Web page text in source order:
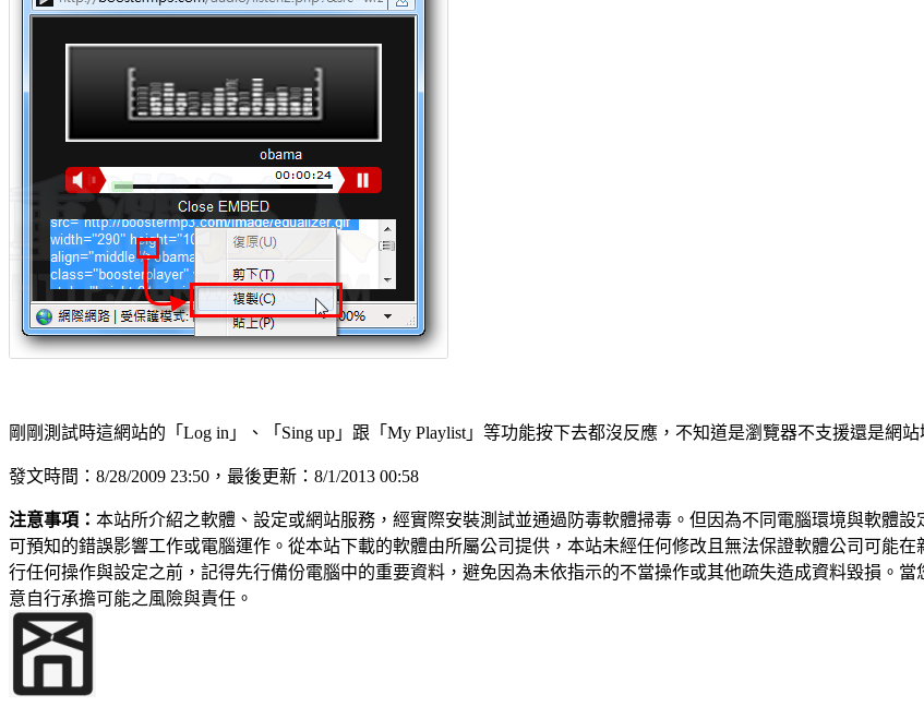
剛剛測試時這網站的「Log in」、「Sing up」跟「My Playlist」等功能按下去都沒反應，不知道是瀏覽器不支援還是網
發文時間：8/28/2009 23:50，最後更新：8/1/2013 00:58
注意事項： 本站所介紹之軟體、設定或網站服務，經實際安裝測試並通過防毒軟體掃毒。但因為不同電腦環境與軟體
可預知的錯誤影響工作或電腦運作。從本站下載的軟體由所屬公司提供，本站未經任何修改且無法保證軟體公司可能
行任何操作與設定之前，記得先行備份電腦中的重要資料，避免因為未依指示的不當操作或其他疏失造成資料毀損。
意自行承擔可能之風險與責任。